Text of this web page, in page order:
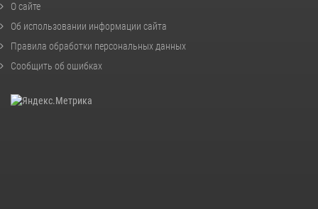
О сайте
Об использовании информации сайта
Правила обработки персональных данных
Сообщить об ошибках